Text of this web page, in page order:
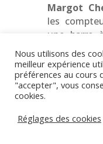
Margot
les
une barre
minima
Niçoise a
pour la
titre de
une fin
Nous utilisons des
meilleur expérience
préférences au cours
"accepter", vous
cookies.
Réglages des cookies